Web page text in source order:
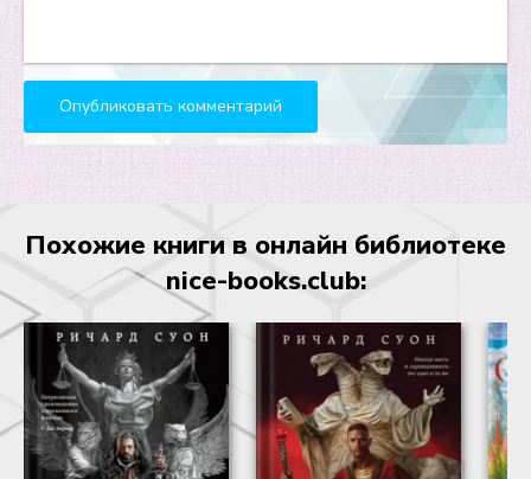
\u0413\u043b\u0430\u0432\u0430 20.
\u0413\u043b\u0430\u0432\u0430 21.
\u0413\u043b\u0430\u0432\u0430 22.
\u0413\u043b\u0430\u0432\u0430 24. \u041f\u043e\u0434
\u0413\u043b\u0430\u0432\u0430 25. \u0417\u0430
\u0413\u043b\u0430\u0432\u0430 26.
\u0413\u043b\u0430\u0432\u0430 27.
\u0413\u043b\u0430\u0432\u0430 28. \u041d\u0430
Похожие книги в онлайн библиотеке
nice-books.club: